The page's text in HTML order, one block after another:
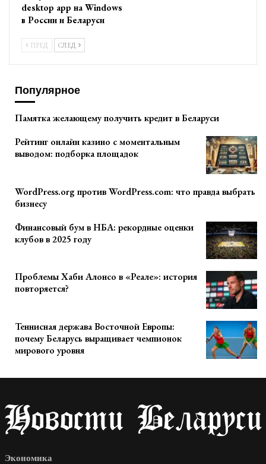
desktop app на Windows
в России и Беларуси
ПРЕД СЛЕД
Популярное
Памятка желающему получить кредит в Беларуси
Рейтинг онлайн казино с моментальным
выводом: подборка площадок
WordPress.org против WordPress.com: что правда выбрать
бизнесу
Финансовый бум в НБА: рекордные оценки
клубов в 2025 году
Проблемы Хаби Алонсо в «Реале»: история
повторяется?
Теннисная держава Восточной Европы:
почему Беларусь выращивает чемпионок
мирового уровня
Экономика